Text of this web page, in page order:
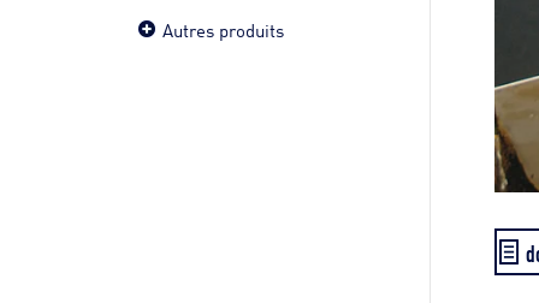
Autres produits